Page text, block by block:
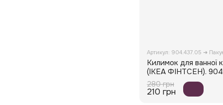
Артикул: 904.437.05 ➜
Килимок для ванної
(ІКЕА ФІНТСЕН).
280 грн
210 грн